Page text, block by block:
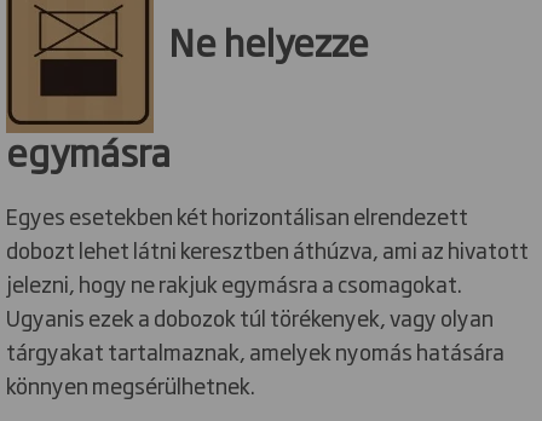
Ne helyezze
egymásra
Egyes esetekben két horizontálisan elrendezett
dobozt lehet látni keresztben áthúzva, ami az hivatott
jelezni, hogy ne rakjuk egymásra a csomagokat.
Ugyanis ezek a dobozok túl törékenyek, vagy olyan
tárgyakat tartalmaznak, amelyek nyomás hatására
könnyen megsérülhetnek.